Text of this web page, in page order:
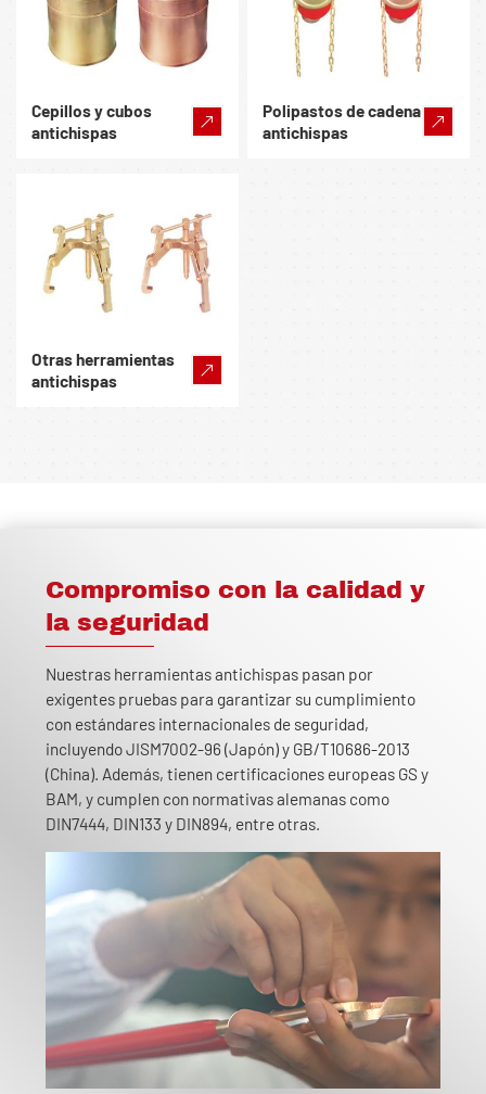
Cepillos y cubos
antichispas
Polipastos de cadena
antichispas
Otras herramientas
antichispas
Compromiso con la calidad y
la seguridad
Nuestras herramientas antichispas pasan por
exigentes pruebas para garantizar su cumplimiento
con estándares internacionales de seguridad,
incluyendo JISM7002-96 (Japón) y GB/T10686-2013
(China). Además, tienen certificaciones europeas GS y
BAM, y cumplen con normativas alemanas como
DIN7444, DIN133 y DIN894, entre otras.